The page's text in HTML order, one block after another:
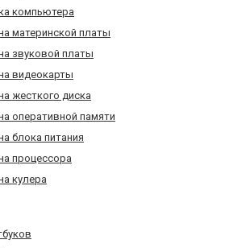
компьютера
материнской платы
звуковой платы
видеокарты
жесткого диска
оперативной памяти
блока питания
процессора
кулера